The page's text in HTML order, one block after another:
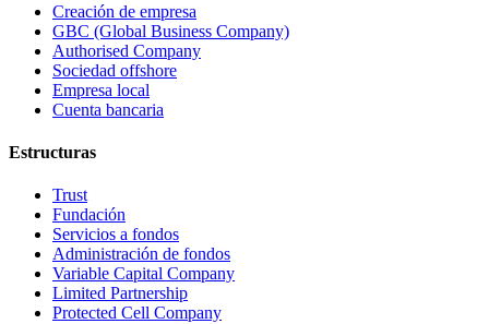
Creación de empresa
GBC (Global Business Company)
Authorised Company
Sociedad offshore
Empresa local
Cuenta bancaria
Estructuras
Trust
Fundación
Servicios a fondos
Administración de fondos
Variable Capital Company
Limited Partnership
Protected Cell Company